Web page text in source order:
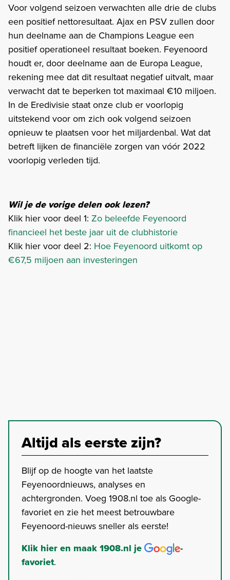
Voor volgend seizoen verwachten alle drie de clubs
een positief nettoresultaat. Ajax en PSV zullen door
hun deelname aan de Champions League een
positief operationeel resultaat boeken. Feyenoord
houdt er, door deelname aan de Europa League,
rekening mee dat dit resultaat negatief uitvalt, maar
verwacht dat te beperken tot maximaal €10 miljoen.
In de Eredivisie staat onze club er voorlopig
uitstekend voor om zich ook volgend seizoen
opnieuw te plaatsen voor het miljardenbal. Wat dat
betreft lijken de financiële zorgen van vóór 2022
voorlopig verleden tijd.
Wil je de vorige delen ook lezen?
Klik hier voor deel 1: Zo beleefde Feyenoord
financieel het beste jaar uit de clubhistorie
Klik hier voor deel 2: Hoe Feyenoord uitkomt op
€67,5 miljoen aan investeringen
Altijd als eerste zijn?
Blijf op de hoogte van het laatste
Feyenoordnieuws, analyses en
achtergronden. Voeg 1908.nl toe als Google-
favoriet en zie het meest betrouwbare
Feyenoord-nieuws sneller als eerste!
Klik hier en maak 1908.nl je
-
favoriet.